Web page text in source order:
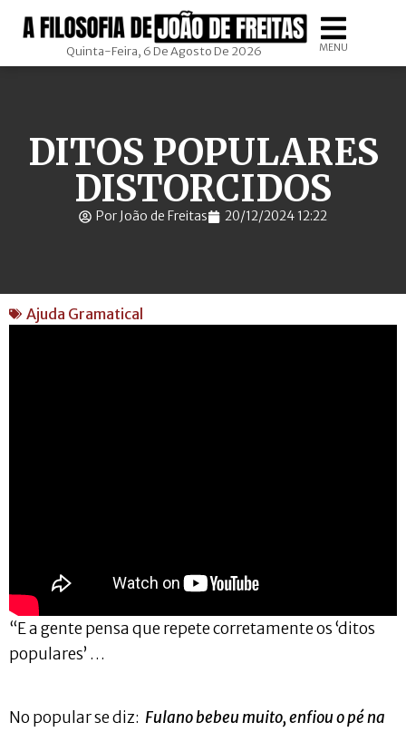
Quinta-Feira, 6 De Agosto De 2026 MENU
DITOS POPULARES
DISTORCIDOS
Por João de Freitas 20/12/2024 12:22
Ajuda Gramatical
“E a gente pensa que repete corretamente os ‘ditos
populares’ …
No popular se diz: Fulano bebeu muito, enfiou o pé na